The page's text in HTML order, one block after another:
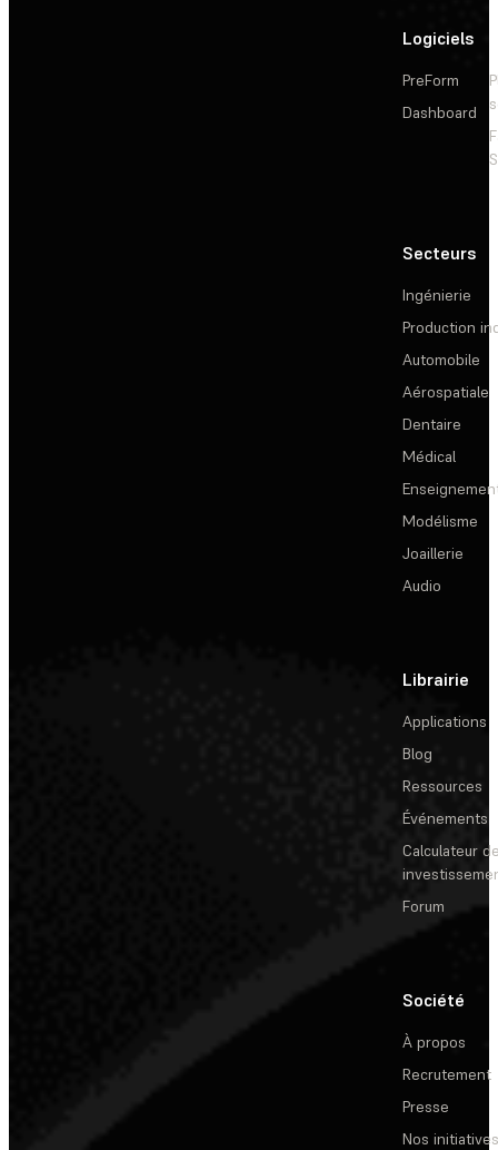
Logiciels
PreForm
Dashboard
Secteurs
Ingénierie
Production
Automobile
Aérospatiale
Dentaire
Médical
Modélisme
Joaillerie
Audio
Librairie
Applications
Blog
Ressources
Événements
Calculateur
Forum
Société
À propos
Recrutement
Presse
Nos initiatives